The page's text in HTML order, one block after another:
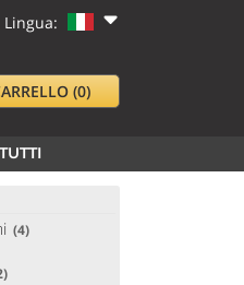
Lingua:
(0)
TUTTI
(4)